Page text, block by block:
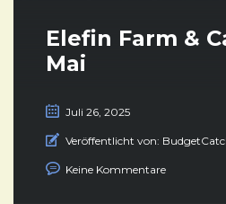
Elefin Farm &
Mai
Juli 26, 2025
Veröffentlicht von:
Keine Kommentare